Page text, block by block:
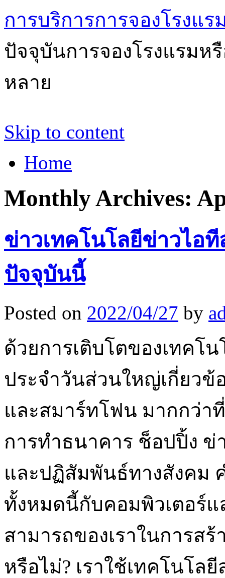
การบริการการจองโรงแ
ปัจจุบันการจองโรงแรมห
หลาย
Skip to content
Home
Monthly Archives:
ข่าวเทคโนโลยีข่าวไอ
ปัจจุบันนี้
Posted on 2022/04/27 by
ด้วยการเติบโตของเทคโ
ประจำวันส่วนใหญ่เกี่ยวข้
และสมาร์ทโฟน มากกว่า
การทำธนาคาร ช็อปปิ้ง
และปฏิสัมพันธ์ทางสังคม
ทั้งหมดนี้กับคอมพิวเตอร์
สามารถของเราในการ
หรือไม่? เราใช้เทคโนโ